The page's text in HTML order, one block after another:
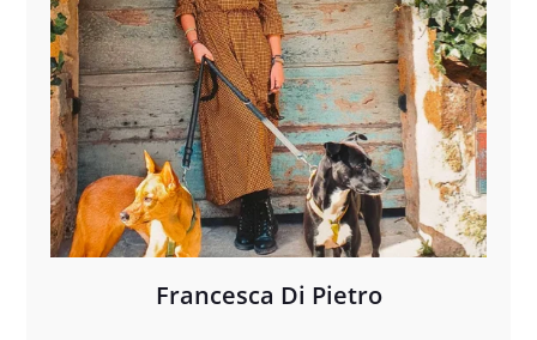
Francesca Di Pietro